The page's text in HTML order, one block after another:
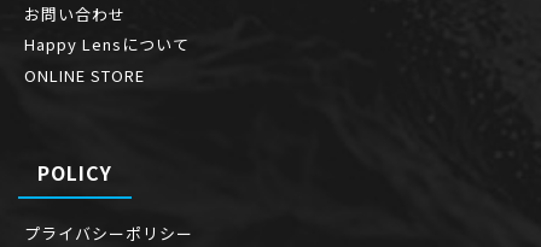
お問い合わせ
Happy Lensについて
ONLINE STORE
POLICY
プライバシーポリシー